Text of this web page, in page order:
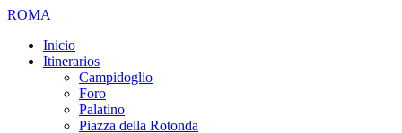
ROMA
Inicio
Itinerarios
Campidoglio
Foro
Palatino
Piazza della Rotonda